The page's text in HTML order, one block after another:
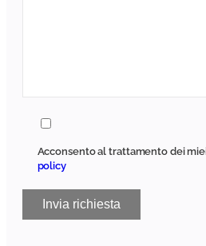
Acconsento al trattamento dei
policy